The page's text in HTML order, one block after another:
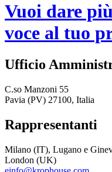
Vuoi dare più
voce al tuo
Ufficio
C.so Manzoni 55
Pavia (PV) 27100, Italia
Rappresentanti
Milano (IT), Lugano e
London (UK)